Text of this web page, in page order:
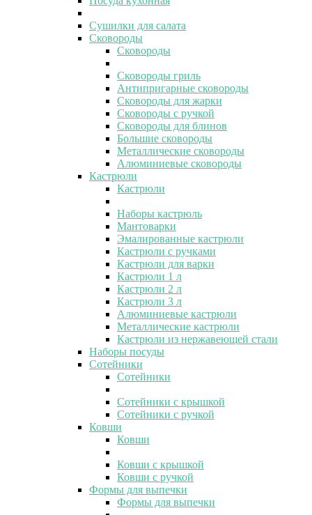
Сушилки для салата
Сковороды
Сковороды
Сковороды гриль
Антипригарные сковороды
Сковороды для жарки
Сковороды с ручкой
Сковороды для блинов
Большие сковороды
Металлические сковороды
Алюминиевые сковороды
Кастрюли
Кастрюли
Наборы кастрюль
Мантоварки
Эмалированные кастрюли
Кастрюли с ручками
Кастрюли для варки
Кастрюли 1 л
Кастрюли 2 л
Кастрюли 3 л
Алюминиевые кастрюли
Металлические кастрюли
Кастрюли из нержавеющей стали
Наборы посуды
Сотейники
Сотейники
Сотейники с крышкой
Сотейники с ручкой
Ковши
Ковши
Ковши с крышкой
Ковши с ручкой
Формы для выпечки
Формы для выпечки